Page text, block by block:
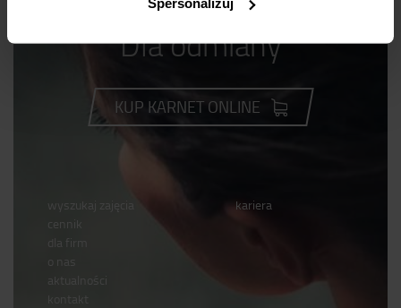
Dla odmiany
KUP KARNET ONLINE
wyszukaj zajęcia
cennik
dla firm
o nas
aktualności
kontakt
kariera